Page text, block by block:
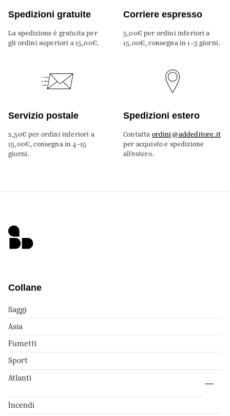
Spedizioni gratuite
La spedizione è gratuita per
gli ordini superiori a 15,00€.
Corriere espresso
5,00€ per ordini inferiori a
15,00€, consegna in 1-3 giorni.
Servizio postale
2,50€ per ordini inferiori a
15,00€, consegna in 4-15
giorni.
Spedizioni estero
Contatta ordini@addeditore.it
per acquisto e spedizione
all’estero.
Collane
Saggi
Asia
Fumetti
Sport
Atlanti
Incendi